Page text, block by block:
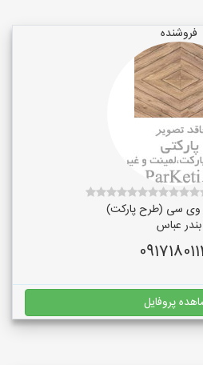
فروشنده
سی (طرح پارکت)
بندر عباس
پروفایل